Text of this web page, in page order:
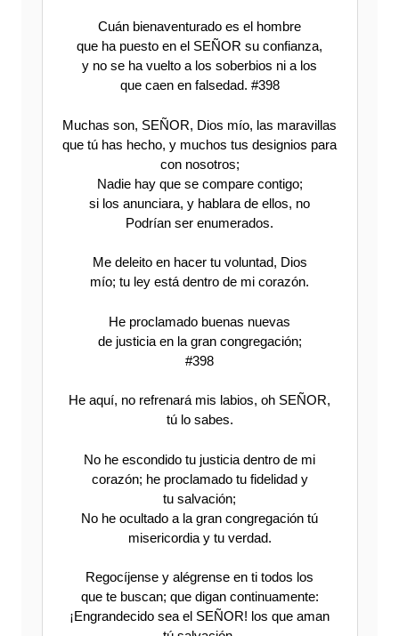
Cuán bienaventurado es el hombre
que ha puesto en el SEÑOR su confianza,
y no se ha vuelto a los soberbios ni a los
que caen en falsedad. #398
Muchas son, SEÑOR, Dios mío, las maravillas
que tú has hecho, y muchos tus designios para
con nosotros;
Nadie hay que se compare contigo;
si los anunciara, y hablara de ellos, no
Podrían ser enumerados.
Me deleito en hacer tu voluntad, Dios
mío; tu ley está dentro de mi corazón.
He proclamado buenas nuevas
de justicia en la gran congregación;
#398
He aquí, no refrenará mis labios, oh SEÑOR,
tú lo sabes.
No he escondido tu justicia dentro de mi
corazón; he proclamado tu fidelidad y
tu salvación;
No he ocultado a la gran congregación tú
misericordia y tu verdad.
Regocíjense y alégrense en ti todos los
que te buscan; que digan continuamente:
¡Engrandecido sea el SEÑOR! los que aman